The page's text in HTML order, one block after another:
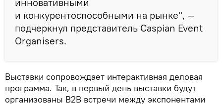
и конкурентоспособными на рынке", —
подчеркнул представитель Caspian Event
Organisers.
Выставки сопровождает интерактивная деловая
программа. Так, в первый день выставки будут
организованы В2В встречи между экспонентами